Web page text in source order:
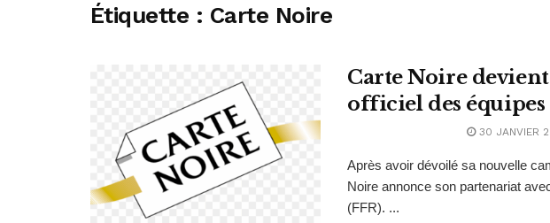
Étiquette : Carte Noire
Carte Noire
officiel des
30 JANVIER
Après avoir dévoilé sa nouvelle
Noire annonce son partenariat
(FFR). ...